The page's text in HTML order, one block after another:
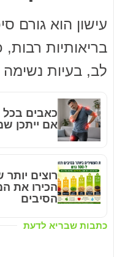
עישון הוא גורם
בריאותיות
לב, בעיות נשימה
כתבות שבריא לדעת
כאבים בכל
אם ייתכן
רוצים יותר
הכירו את
הסיבים